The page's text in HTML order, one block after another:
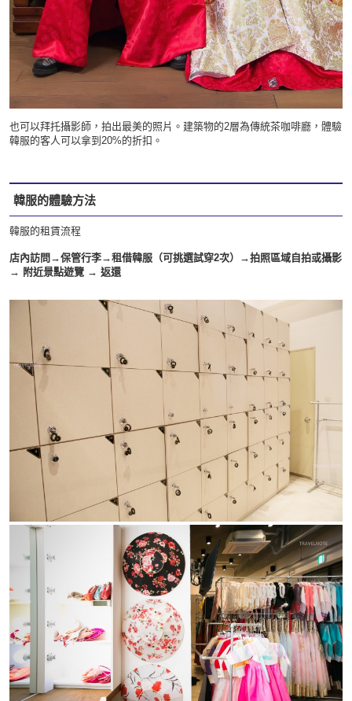
也可以拜托攝影師，拍出最美的照片。建築物的2層為傳統茶咖啡廳，體驗
韓服的客人可以拿到20%的折扣。
韓服的體驗方法
韓服的租賃流程
店內訪問→保管行李→租借韓服（可挑選試穿2次）→拍照區域自拍或攝影
→ 附近景點遊覽 → 返還